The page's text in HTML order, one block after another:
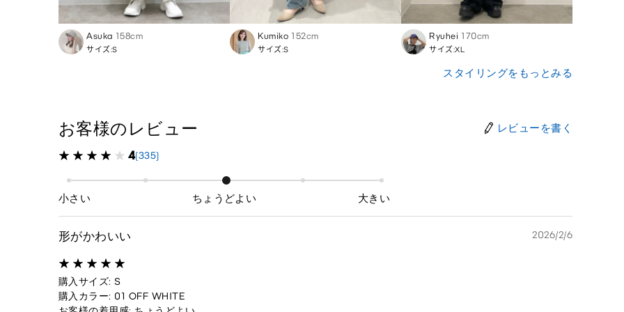
Asuka 158cm
サイズ:S
Kumiko 152cm
サイズ:S
Ryuhei 170cm
サイズ:XL
スタイリングをもっとみる
お客様のレビュー レビューを書く
4(335)
小さい ちょうどよい 大きい
形がかわいい 2026/2/6
購入サイズ: S
購入カラー: 01 OFF WHITE